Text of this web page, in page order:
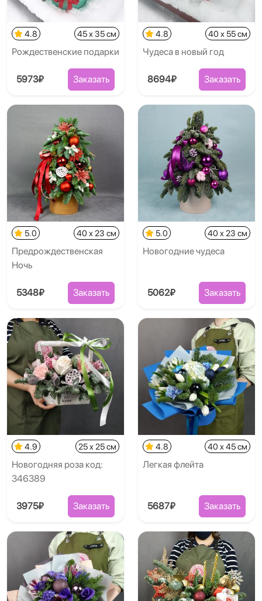
4.8 45 x 35 см
Рождественские подарки
5973₽ Заказать
4.8 40 x 55 см
Чудеса в новый год
8694₽ Заказать
5.0 40 x 23 см
Предрождественская
Ночь
5348₽ Заказать
5.0 40 x 23 см
Новогодние чудеса
5062₽ Заказать
4.9 25 x 25 см
Новогодняя роза код:
346389
3975₽ Заказать
4.8 40 x 45 см
Легкая флейта
5687₽ Заказать